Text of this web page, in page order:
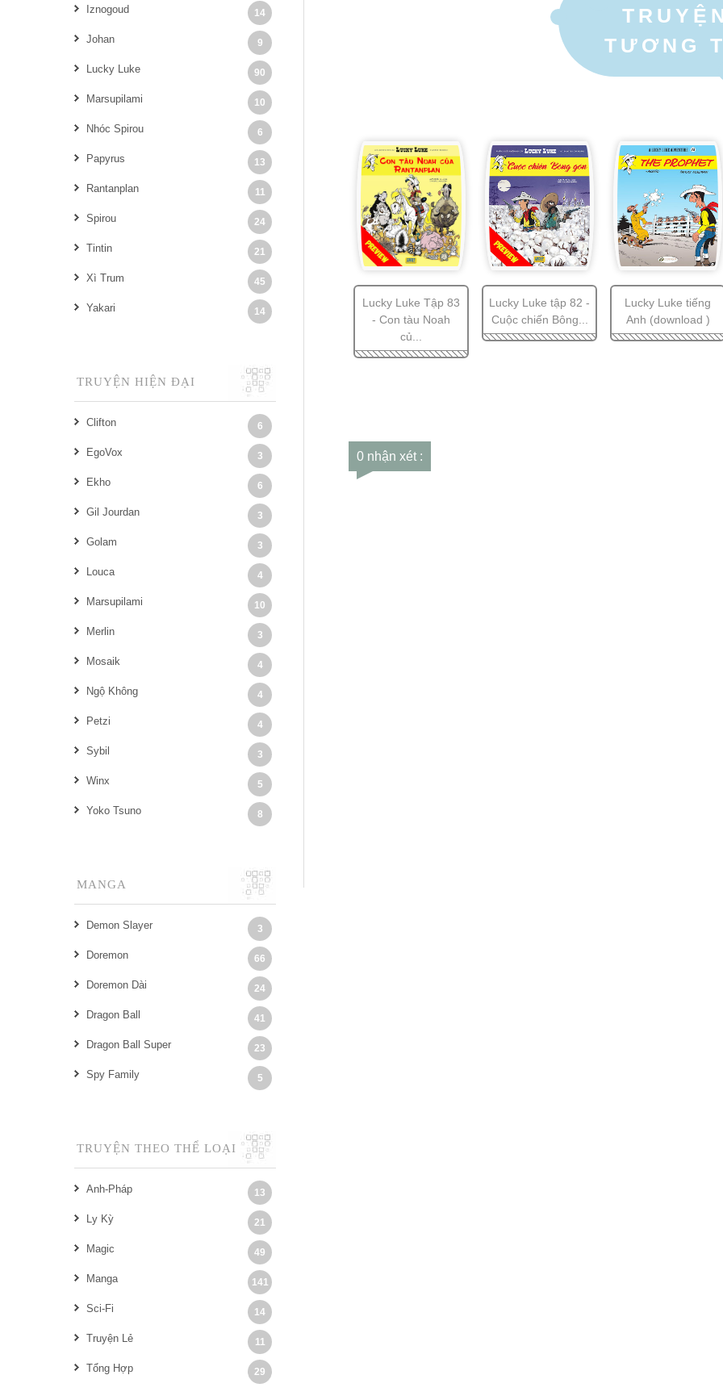
TƯƠNG
Lucky Luke Tập 83
- Con tàu Noah
củ...
Lucky Luke tập 82 -
Cuộc chiến Bông...
Lucky Luke tiếng
Anh (download )
0 nhận xét :
Iznogoud 14
Johan 9
Lucky Luke 90
Marsupilami 10
Nhóc Spirou 6
Papyrus 13
Rantanplan 11
Spirou 24
Tintin 21
Xì Trum 45
Yakari 14
TRUYỆN HIỆN ĐẠI
Clifton 6
EgoVox 3
Ekho 6
Gil Jourdan 3
Golam 3
Louca 4
Marsupilami 10
Merlin 3
Mosaik 4
Ngộ Không 4
Petzi 4
Sybil 3
Winx 5
Yoko Tsuno 8
MANGA
Demon Slayer 3
Doremon 66
Doremon Dài 24
Dragon Ball 41
Dragon Ball Super 23
Spy Family 5
TRUYỆN THEO THỂ LOẠI
Anh-Pháp 13
Ly Kỳ 21
Magic 49
Manga 141
Sci-Fi 14
Truyện Lẻ 11
Tổng Hợp 29